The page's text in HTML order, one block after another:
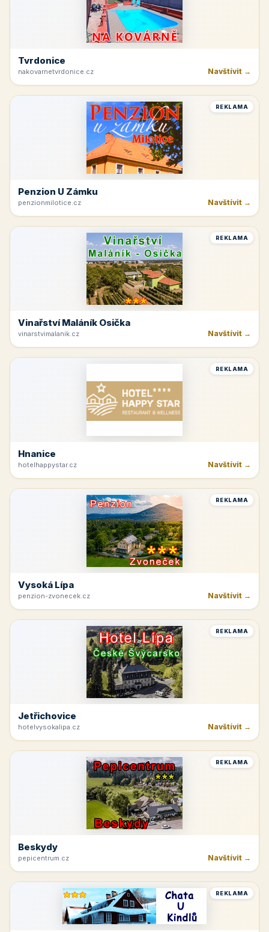
Tvrdonice
nakovarnetvrdonice.cz Navštívit →
REKLAMA
Penzion U Zámku
penzionmilotice.cz Navštívit →
REKLAMA
Vinařství Maláník Osička
vinarstvimalanik.cz Navštívit →
REKLAMA
Hnanice
hotelhappystar.cz Navštívit →
REKLAMA
Vysoká Lípa
penzion-zvonecek.cz Navštívit →
REKLAMA
Jetřichovice
hotelvysokalipa.cz Navštívit →
REKLAMA
Beskydy
pepicentrum.cz Navštívit →
REKLAMA